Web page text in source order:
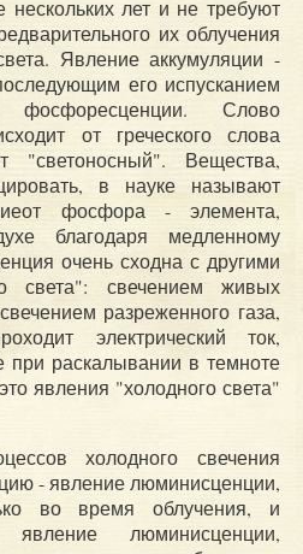
нескольких лет и не требуют
их облучения
Явление аккумуляции -
его испусканием
фосфоресценции. Слово
от греческого слова
"светоносный". Вещества,
в науке называют
фосфора - элемента,
благодаря медленному
очень сходна с другими
света": свечением живых
разреженного газа,
электрический ток,
при раскалывании в темноте
явления "холодного света"
холодного свечения
- явление люминисценции,
во время облучения, и
люминисценции,